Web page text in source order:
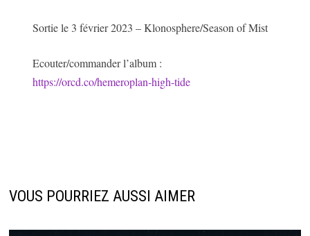
Sortie le 3 février 2023 – Klonosphere/Season of Mist
Ecouter/commander l’album :
https://orcd.co/hemeroplan-high-tide
VOUS POURRIEZ AUSSI AIMER